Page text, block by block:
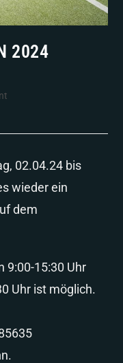
2024
02.04.24 bis
wieder ein
dem
9:00-15:30 Uhr
Uhr ist möglich.